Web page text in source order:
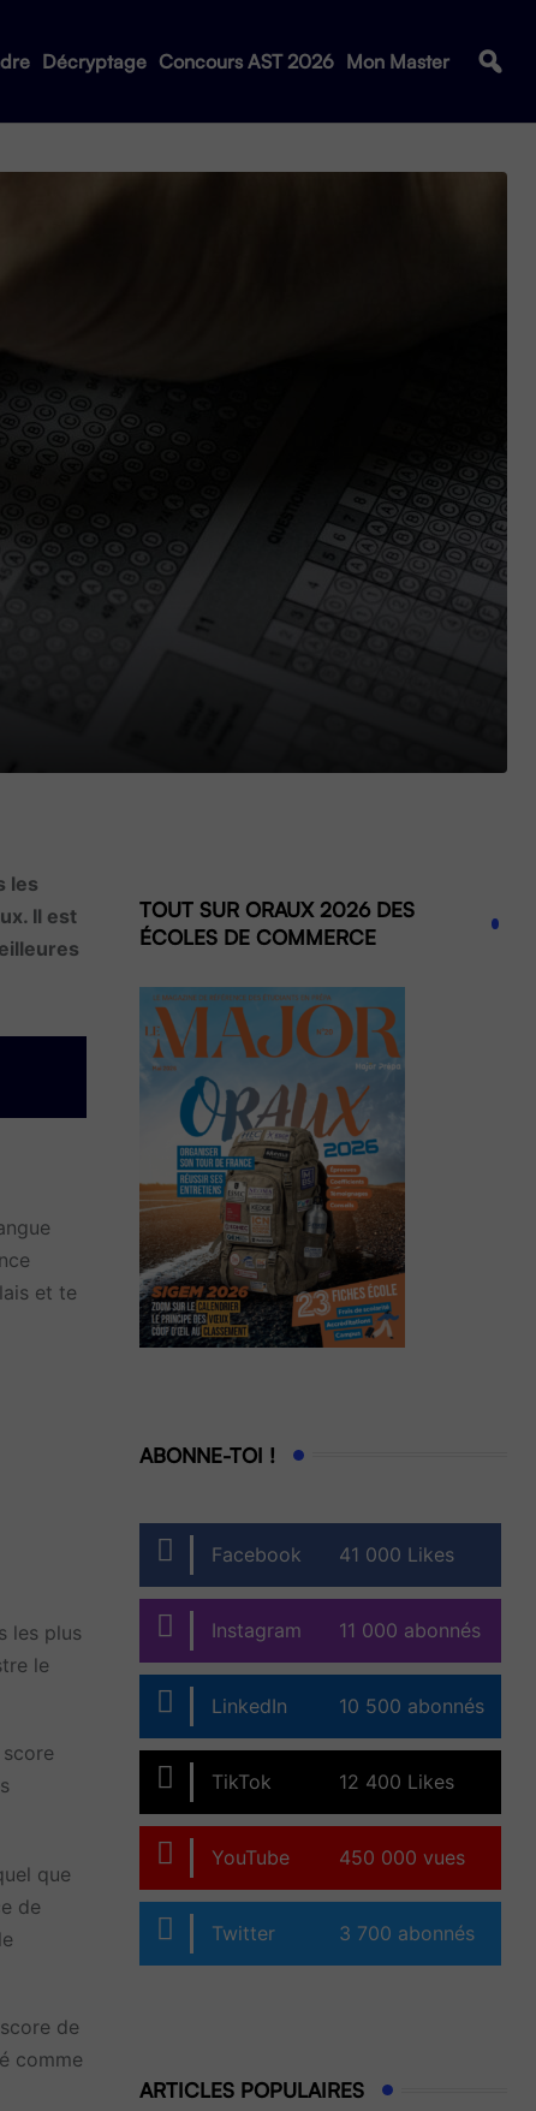
Décryptage Concours AST 2026 Mon Master
les
Il est
et te
les plus
le
que
de
de
comme
TOUT SUR ORAUX 2026 DES
ÉCOLES DE COMMERCE
ABONNE-TOI !
Facebook 41 000 Likes
Instagram 11 000 abonnés
LinkedIn 10 500 abonnés
TikTok 12 400 Likes
YouTube 450 000 vues
Twitter 3 700 abonnés
ARTICLES POPULAIRES